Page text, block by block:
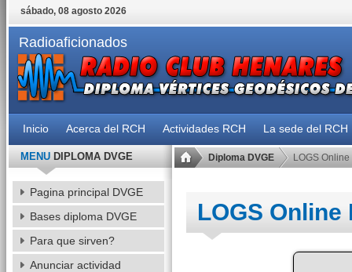
sábado, 08 agosto 2026
Radioaficionados
Inicio Acerca del RCH Actividades RCH La sede del RCH
Diploma DVGE LOGS Online
LOGS Online
MENUDIPLOMA DVGE
Pagina principal DVGE
Bases diploma DVGE
Para que sirven?
Anunciar actividad